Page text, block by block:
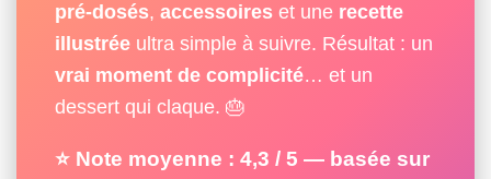
pré-dosés, accessoires et une recette
illustrée ultra simple à suivre. Résultat : un
vrai moment de complicité… et un
dessert qui claque. 🎂
⭐ Note moyenne : 4,3 / 5 — basée sur